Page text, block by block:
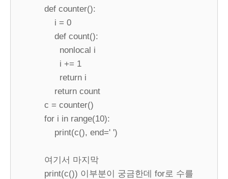
def counter():
i = 0
def count():
nonlocal i
i += 1
return i
return count
c = counter()
for i in range(10):
print(c(), end=' ')
여기서 마지막
print(c()) 이부분이 궁금한데 for로 수를